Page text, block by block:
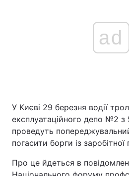
ad
У Києві 29 березня водії
експлуатаційного депо №2 з
проведуть
погасити борги із заробітної
Про це йдеться в